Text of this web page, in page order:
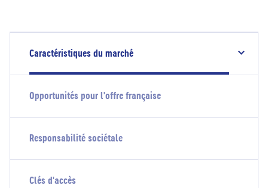
Caractéristiques du marché
Opportunités pour l'offre française
Responsabilité sociétale
Clés d'accès